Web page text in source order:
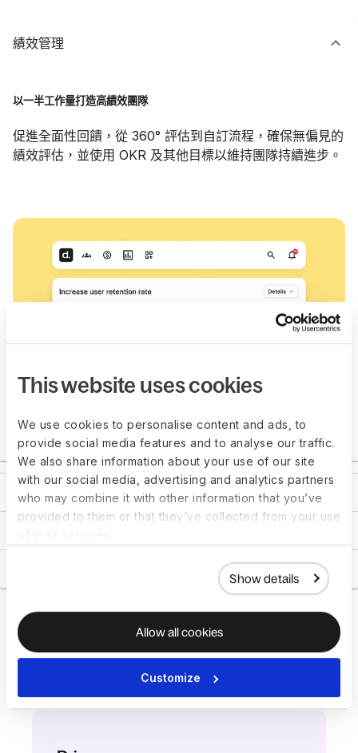
This website uses cookies
We use cookies to personalise content and ads, to
provide social media features and to analyse our traffic.
We also share information about your use of our site
with our social media, advertising and analytics partners
who may combine it with other information that you’ve
provided to them or that they’ve collected from your use
Show details
Allow all cookies
Customize
績效管理
以一半工作量打造高績效團隊
促進全面性回饋，從 360° 評估到自訂流程，確保無偏見的
績效評估，並使用 OKR 及其他目標以維持團隊持續進步。
職涯管理
為何全球公司使用
Deel 進行職涯發展